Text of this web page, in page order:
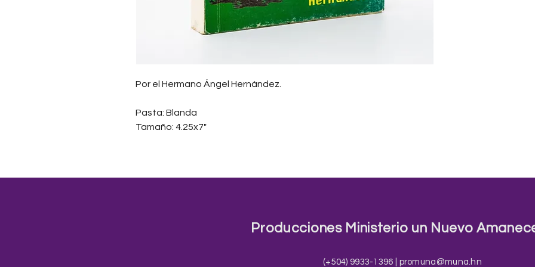
Por el Hermano Ángel Hernández.
Pasta: Blanda
Tamaño: 4.25x7"
(+504) 9933-1396 | promuna@muna.hn
Producciones Ministerio un Nuevo